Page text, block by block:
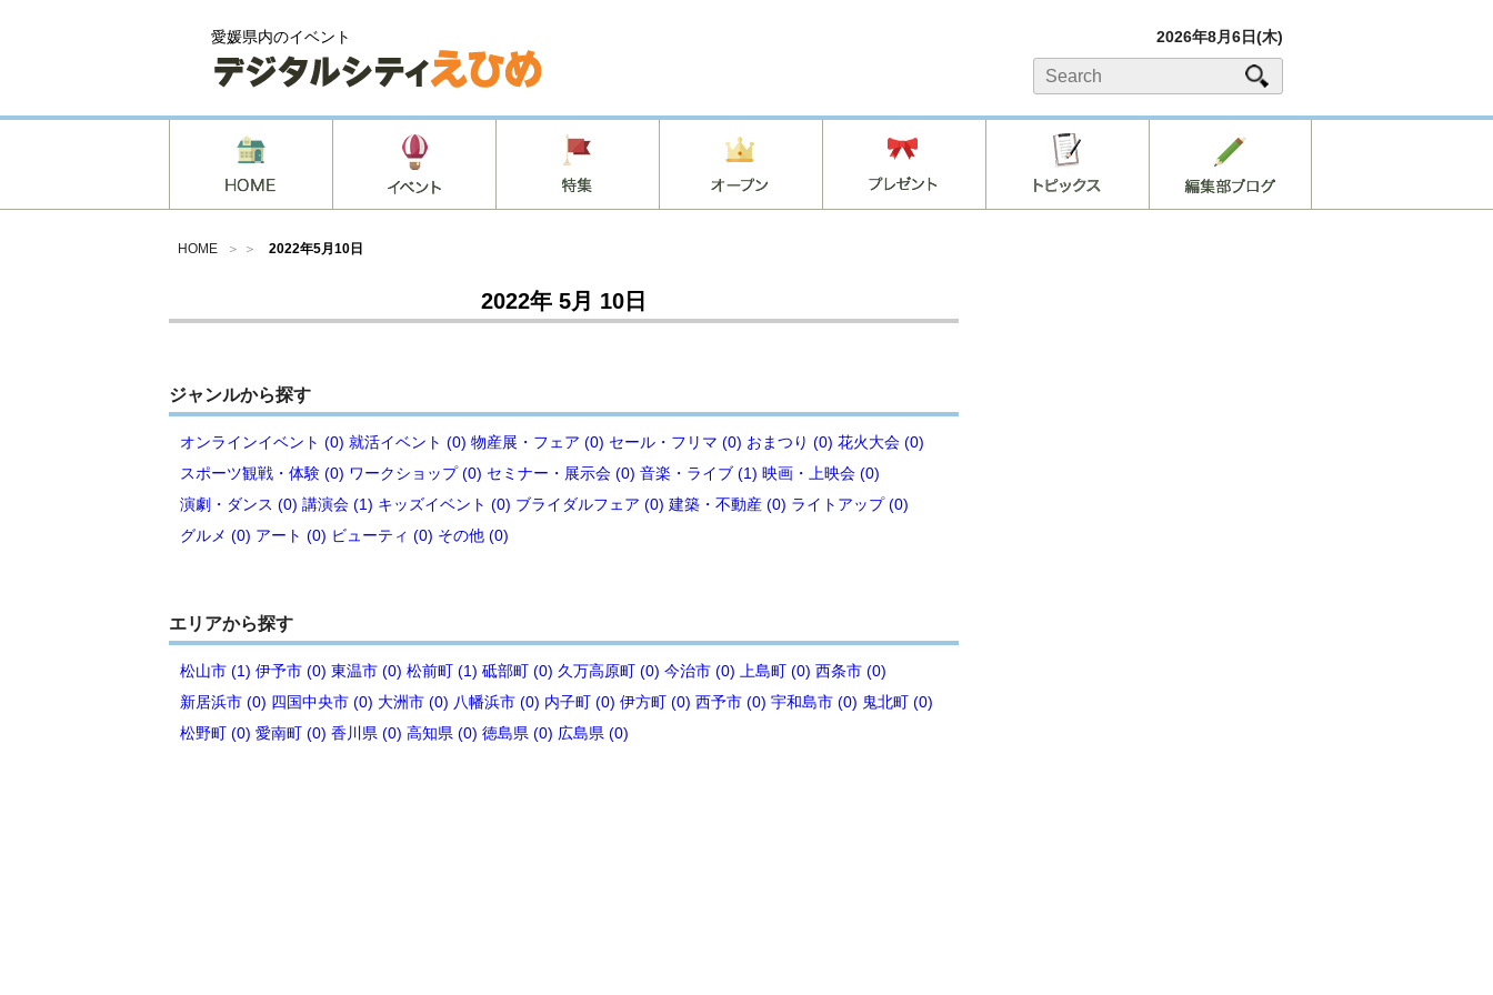
愛媛県内のイベント 2026年8月6日(木)
HOME ＞ ＞ 2022年5月10日
2022年 5月 10日
ジャンルから探す
オンラインイベント (0) 就活イベント (0) 物産展・フェア (0) セール・フリマ (0) おまつり (0) 花火大会 (0)
スポーツ観戦・体験 (0) ワークショップ (0) セミナー・展示会 (0) 音楽・ライブ (1) 映画・上映会 (0)
演劇・ダンス (0) 講演会 (1) キッズイベント (0) ブライダルフェア (0) 建築・不動産 (0) ライトアップ (0)
グルメ (0) アート (0) ビューティ (0) その他 (0)
エリアから探す
松山市 (1) 伊予市 (0) 東温市 (0) 松前町 (1) 砥部町 (0) 久万高原町 (0) 今治市 (0) 上島町 (0) 西条市 (0)
新居浜市 (0) 四国中央市 (0) 大洲市 (0) 八幡浜市 (0) 内子町 (0) 伊方町 (0) 西予市 (0) 宇和島市 (0) 鬼北町 (0)
松野町 (0) 愛南町 (0) 香川県 (0) 高知県 (0) 徳島県 (0) 広島県 (0)